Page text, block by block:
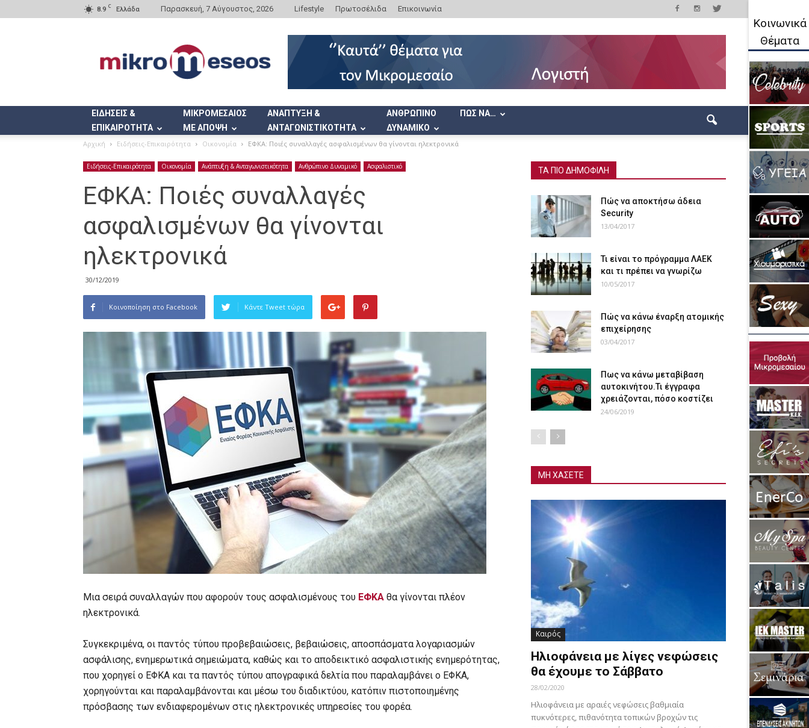
8.9 C Ελλάδα Παρασκευή, 7 Αύγουστος, 2026 Lifestyle Πρωτοσέλιδα Επικοινωνία
ΕΙΔΗΣΕΙΣ &
ΕΠΙΚΑΙΡΟΤΗΤΑ
ΜΙΚΡΟΜΕΣΑΙΟΣ
ΜΕ ΑΠΟΨΗ
ΑΝΑΠΤΥΞΗ &
ΑΝΤΑΓΩΝΙΣΤΙΚΟΤΗΤΑ
ΑΝΘΡΩΠΙΝΟ
ΔΥΝΑΜΙΚΟ
ΠΩΣ ΝΑ…
Αρχική Ειδήσεις-Επικαιρότητα Οικονομία ΕΦΚΑ: Ποιές συναλλαγές ασφαλισμένων θα γίνονται ηλεκτρονικά
Ειδήσεις-Επικαιρότητα Οικονομία Ανάπτυξη & Ανταγωνιστικότητα Ανθρώπινο Δυναμικό Ασφαλιστικό
ΕΦΚΑ: Ποιές συναλλαγές
ασφαλισμένων θα γίνονται
ηλεκτρονικά
30/12/2019
Κοινοποίηση στο Facebook Κάντε Tweet τώρα
Μια σειρά συναλλαγών που αφορούν τους ασφαλισμένους του ΕΦΚΑ θα γίνονται πλέον
ηλεκτρονικά.
Συγκεκριμένα, οι παντός τύπου προβεβαιώσεις, βεβαιώσεις, αποσπάσματα λογαριασμών
ασφάλισης, ενημερωτικά σημειώματα, καθώς και το αποδεικτικό ασφαλιστικής ενημερότητας,
που χορηγεί ο ΕΦΚΑ και τα παντός τύπου απογραφικά δελτία που παραλαμβάνει ο ΕΦΚΑ,
χορηγούνται και παραλαμβάνονται και μέσω του διαδικτύου, κατόπιν πιστοποιημένης
πρόσβασης των ενδιαφερομένων στις ηλεκτρονικές υπηρεσίες του φορέα.
ΤΑ ΠΙΟ ΔΗΜΟΦΙΛΗ
Πώς να αποκτήσω άδεια
Security
13/04/2017
Τι είναι το πρόγραμμα ΛΑΕΚ
και τι πρέπει να γνωρίζω
10/05/2017
Πώς να κάνω έναρξη ατομικής
επιχείρησης
03/04/2017
Πως να κάνω μεταβίβαση
αυτοκινήτου.Τι έγγραφα
χρειάζονται, πόσο κοστίζει
24/06/2019
ΜΗ ΧΑΣΕΤΕ
Καιρός
Ηλιοφάνεια με λίγες νεφώσεις
θα έχουμε το Σάββατο
28/02/2020
Ηλιοφάνεια με αραιές νεφώσεις βαθμιαία
πυκνότερες, πιθανότητα τοπικών βροχών τις
Κοινωνικά
Θέματα